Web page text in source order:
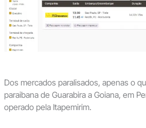
Dos mercados paralisados, apenas o
paraibana de Guarabira a Goiana, em
operado pela Itapemirim.